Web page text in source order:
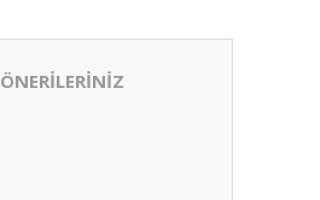
ÖNERİLERİNİZ